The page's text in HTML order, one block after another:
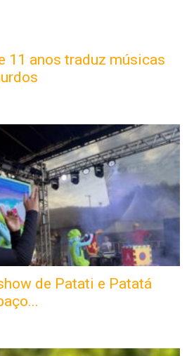
11 anos traduz músicas
de Patati e Patatá